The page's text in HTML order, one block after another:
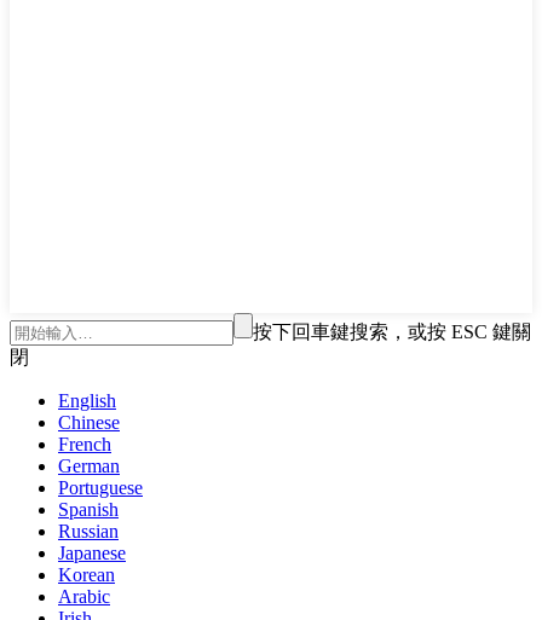
按下回車鍵搜索，或按 ESC 鍵關
閉
English
Chinese
French
German
Portuguese
Spanish
Russian
Japanese
Korean
Arabic